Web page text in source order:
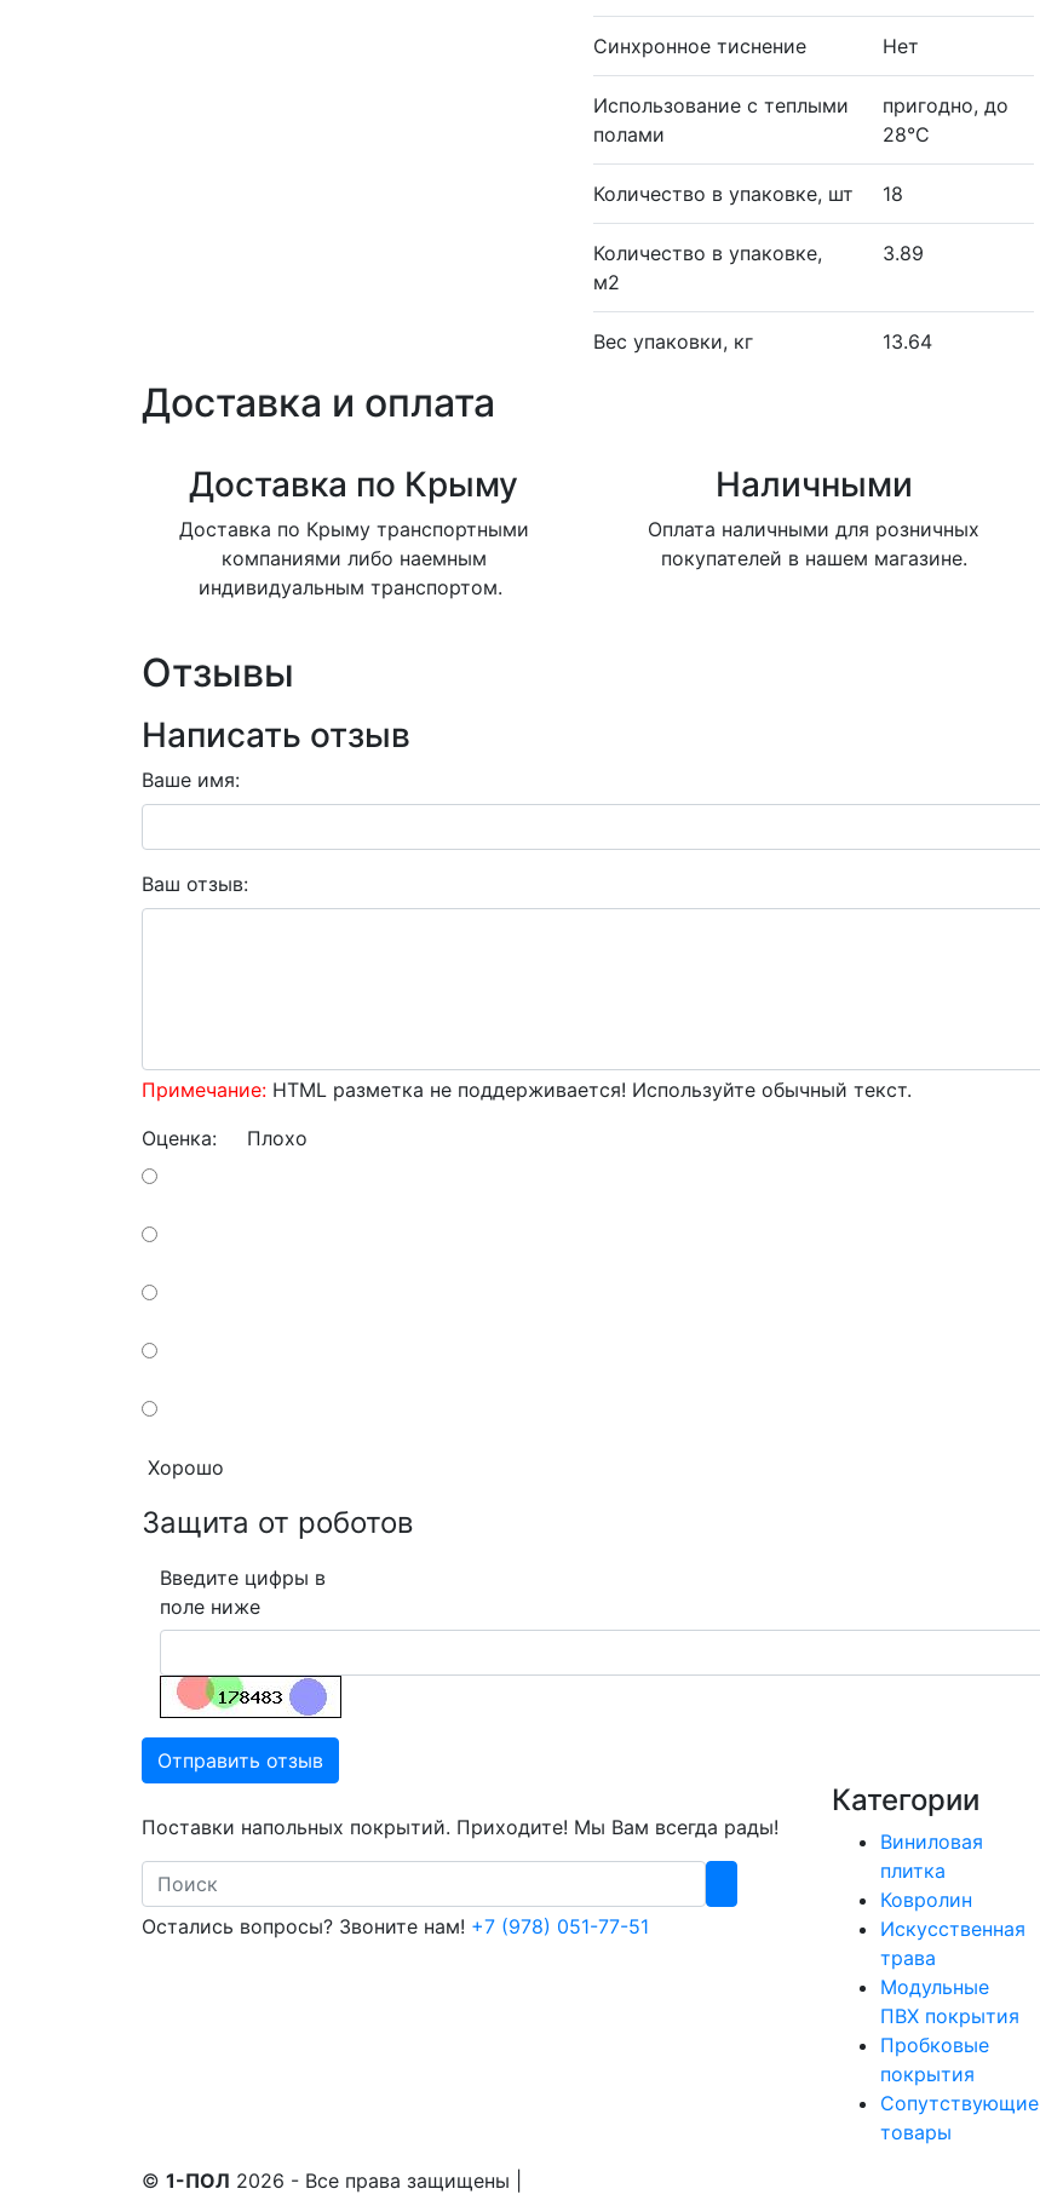
Синхронное тиснение Нет
Использование с теплыми
полами
пригодно, до
28°С
Количество в упаковке, шт 18
Количество в упаковке,
м2
3.89
Вес упаковки, кг 13.64
Доставка и оплата
Доставка по Крыму
Доставка по Крыму транспортными
компаниями либо наемным
индивидуальным транспортом.
Наличными
Оплата наличными для розничных
покупателей в нашем магазине.
Отзывы
Написать отзыв
Ваше имя:
Ваш отзыв:
Примечание: HTML разметка не поддерживается! Используйте обычный текст.
Оценка: Плохо
Хорошо
Защита от роботов
Введите цифры в
поле ниже
Отправить отзыв
Поставки напольных покрытий. Приходите! Мы Вам всегда рады!
Search
Остались вопросы? Звоните нам! +7 (978) 051-77-51
Категории
Виниловая
плитка
Ковролин
Искусственная
трава
Модульные
ПВХ покрытия
Пробковые
покрытия
Сопутствующие
товары
© 1-ПОЛ 2026 - Все права защищены